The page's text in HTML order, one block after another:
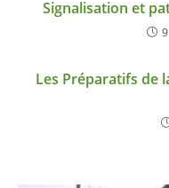
Signalisation et
Les Préparatifs de